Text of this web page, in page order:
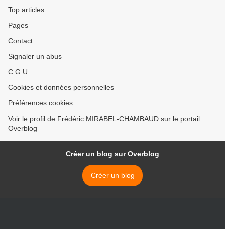
Top articles
Pages
Contact
Signaler un abus
C.G.U.
Cookies et données personnelles
Préférences cookies
Voir le profil de Frédéric MIRABEL-CHAMBAUD sur le portail
Overblog
Créer un blog sur Overblog
Créer un blog